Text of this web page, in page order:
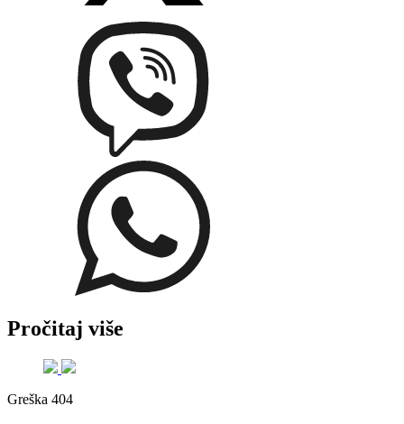
Pročitaj više
Greška 404